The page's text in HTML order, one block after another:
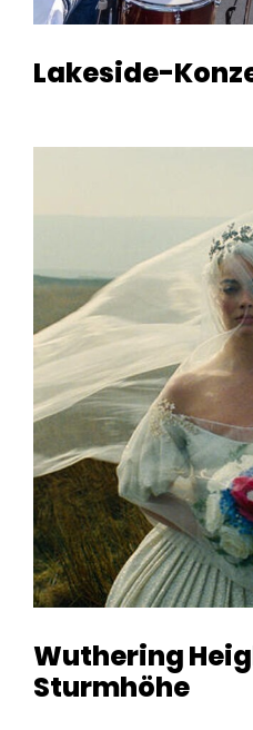
Lakeside-
Wuthering
Sturmhöhe